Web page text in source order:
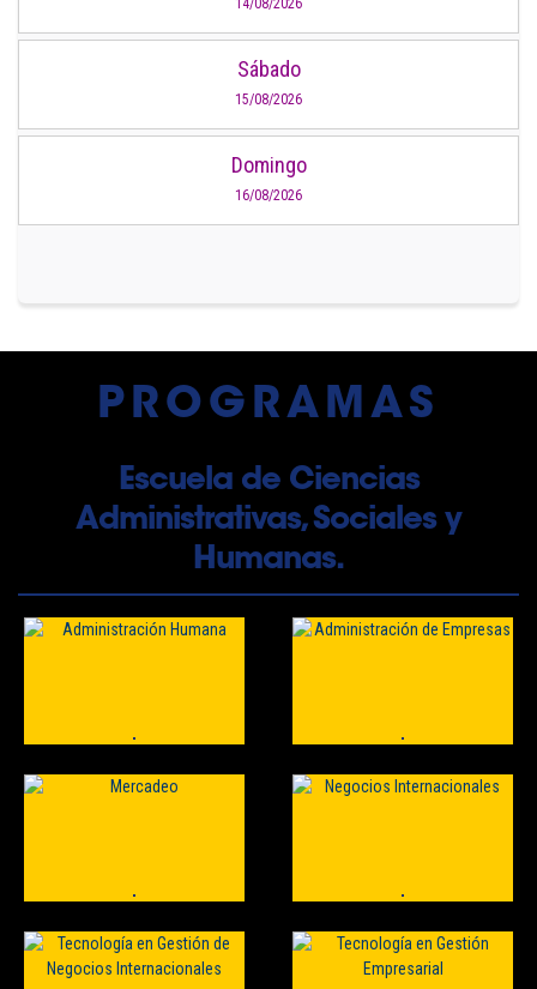
14/08/2026
Sábado
15/08/2026
Domingo
16/08/2026
PROGRAMAS
Escuela de Ciencias
Administrativas, Sociales y
Humanas.